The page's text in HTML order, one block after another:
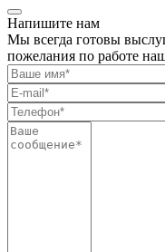
Напишите нам
Мы всегда готовы
пожелания по работе